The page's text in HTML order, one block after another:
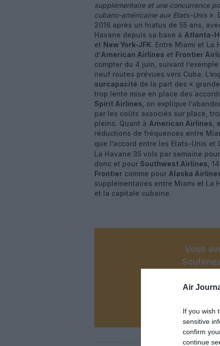
Air
If you wish
sensitive
confirm
continue
supplémentaire et une concurrence
cubano-américaine aux Etats-Unis ».
2016 après un hiatus de 55 ans,
Havane depuis sa base à Atlanta-
et New York-JFK. Entre Miami et La
d’American Airlines et Frontier
compter du 4 juin, suivant l’exemple
neuf routes prévues vers Cuba.
surcapacité de la part des «
trop lente mise en place des
Spirit Airlines , on explique
par les coûts associés sur place,
pleins. Quant à American Airlines
réductions de fréquences entre
que l’accord entre les Etats-Unis et
La Havane 35 vols par semaine pour
donc et pour Southwest Airlines ,
Frontier comme pour Alaska
supplémentaires entre Miami et La
et la capitale cubaine.
Vous